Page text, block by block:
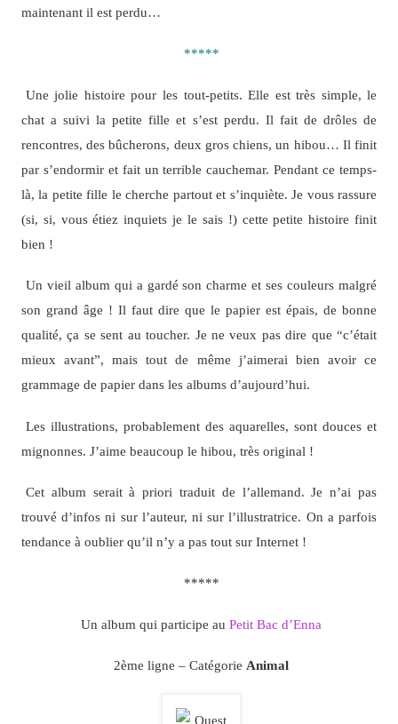
maintenant il est perdu…
*****
Une jolie histoire pour les tout-petits. Elle est très simple, le
chat a suivi la petite fille et s’est perdu. Il fait de drôles de
rencontres, des bûcherons, deux gros chiens, un hibou… Il finit
par s’endormir et fait un terrible cauchemar. Pendant ce temps-
là, la petite fille le cherche partout et s’inquiète. Je vous rassure
(si, si, vous étiez inquiets je le sais !) cette petite histoire finit
bien !
Un vieil album qui a gardé son charme et ses couleurs malgré
son grand âge ! Il faut dire que le papier est épais, de bonne
qualité, ça se sent au toucher. Je ne veux pas dire que “c’était
mieux avant”, mais tout de même j’aimerai bien avoir ce
grammage de papier dans les albums d’aujourd’hui.
Les illustrations, probablement des aquarelles, sont douces et
mignonnes. J’aime beaucoup le hibou, très original !
Cet album serait à priori traduit de l’allemand. Je n’ai pas
trouvé d’infos ni sur l’auteur, ni sur l’illustratrice. On a parfois
tendance à oublier qu’il n’y a pas tout sur Internet !
*****
Un album qui participe au Petit Bac d’Enna
2ème ligne – Catégorie Animal